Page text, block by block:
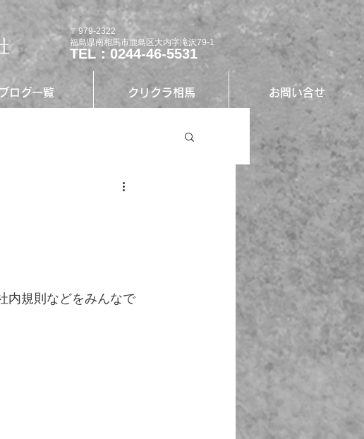
〒979-2322
福島県南相馬市鹿島区大内字滝沢79-1
TEL：0244-46-5531
ブログ一覧 クリクラ相馬 お問い合せ
内規則などをみんなで